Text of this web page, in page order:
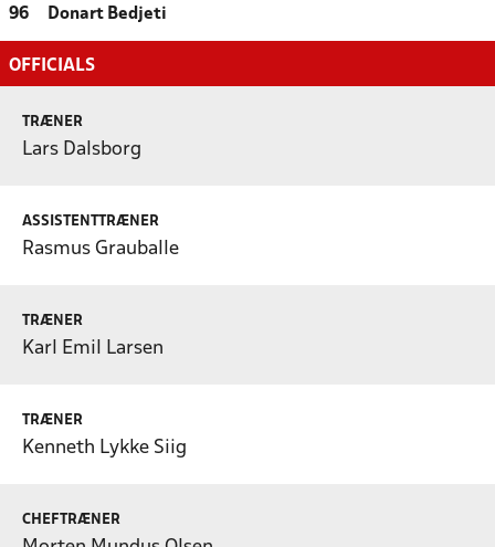
96 Donart Bedjeti
OFFICIALS
TRÆNER
Lars Dalsborg
ASSISTENTTRÆNER
Rasmus Grauballe
TRÆNER
Karl Emil Larsen
TRÆNER
Kenneth Lykke Siig
CHEFTRÆNER